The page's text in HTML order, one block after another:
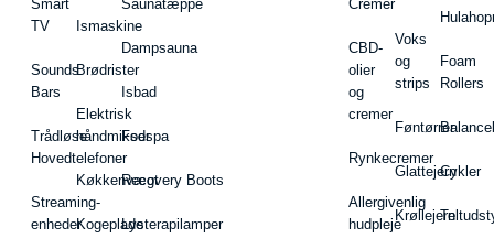
Smart
TV
Sounds
Bars
Trådløse
Hovedtelefoner
Streaming-
enheder
Ismaskine
Brødrister
Elektrisk
håndmikser
Køkkenvægt
Kogeplade
Saunatæppe
Dampsauna
Isbad
Fodspa
Recovery Boots
Lysterapilamper
Cremer
CBD-
olier
og
cremer
Rynkecremer
Allergivenlig
hudpleje
Voks
og
strips
Føntørrer
Glattejern
Krøllejern
Foam
Rollers
Cykler